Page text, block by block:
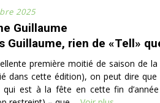
2025
Guillaume
Guillaume, rien de «Tell»
première moitié de saison de
dans cette édition), on peut dire que
qui est à la fête en cette fin